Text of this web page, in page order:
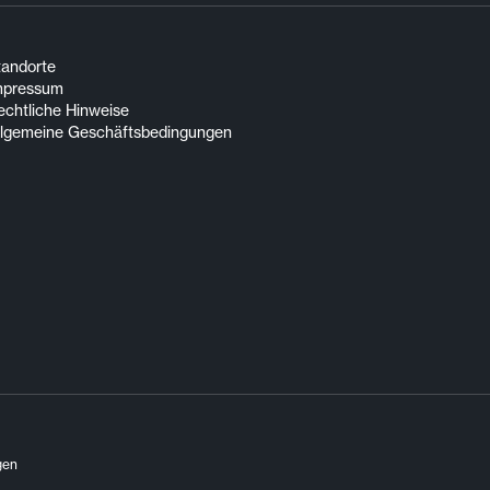
Hinweise
Geschäftsbedingungen